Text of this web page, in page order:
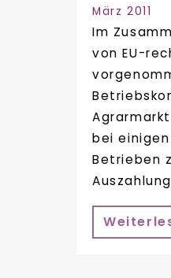
März 2011
Im
von EU-
bei
Betrieben